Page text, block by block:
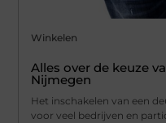
Winkelen
Alles over de keuze
Nijmegen
Het inschakelen van een
voor veel bedrijven en